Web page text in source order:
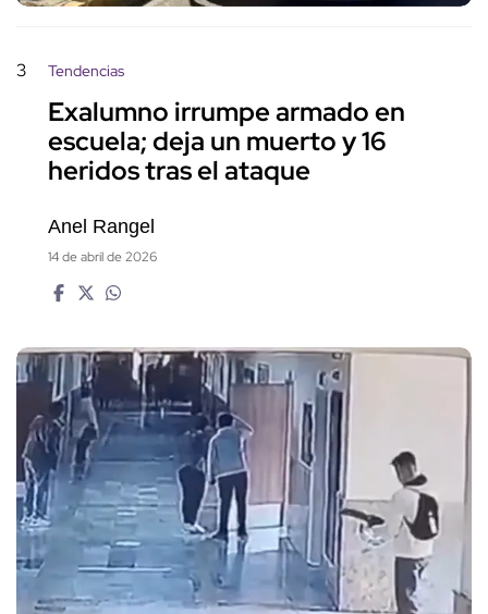
3 Tendencias
Exalumno irrumpe armado en
escuela; deja un muerto y 16
heridos tras el ataque
Anel Rangel
14 de abril de 2026